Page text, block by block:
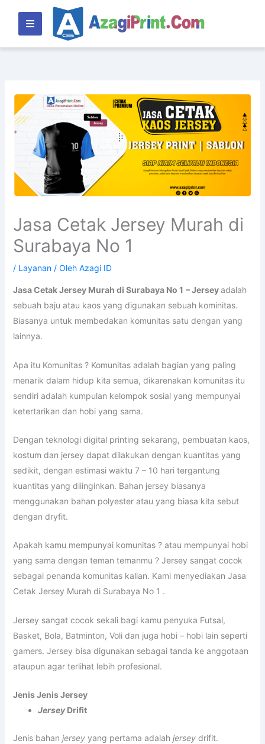
konten
Jasa Cetak Jersey Murah di
Surabaya No 1
/ Layanan/ Oleh Azagi ID
Jasa Cetak Jersey Murah di Surabaya No 1 – Jerseyadalah
sebuah baju atau kaos yang digunakan sebuah kominitas.
Biasanya untuk membedakan komunitas satu dengan yang
lainnya.
Apa itu Komunitas ? Komunitas adalah bagian yang paling
menarik dalam hidup kita semua, dikarenakan komunitas itu
sendiri adalah kumpulan kelompok sosial yang mempunyai
ketertarikan dan hobi yang sama.
Dengan teknologi digital printing sekarang, pembuatan kaos,
kostum dan jersey dapat dilakukan dengan kuantitas yang
sedikit, dengan estimasi waktu 7 – 10 hari tergantung
kuantitas yang diiinginkan. Bahan jersey biasanya
menggunakan bahan polyester atau yang biasa kita sebut
dengan dryfit.
Apakah kamu mempunyai komunitas ? atau mempunyai hobi
yang sama dengan teman temanmu ? Jersey sangat cocok
sebagai penanda komunitas kalian. Kami menyediakan Jasa
Cetak Jersey Murah di Surabaya No 1 .
Jersey sangat cocok sekali bagi kamu penyuka Futsal,
Basket, Bola, Batminton, Voli dan juga hobi – hobi lain seperti
gamers. Jersey bisa digunakan sebagai tanda ke anggotaan
ataupun agar terlihat lebih profesional.
Jenis Jenis Jersey
JerseyDrifit
Jenis bahan jerseyyang pertama adalah jerseydrifit.